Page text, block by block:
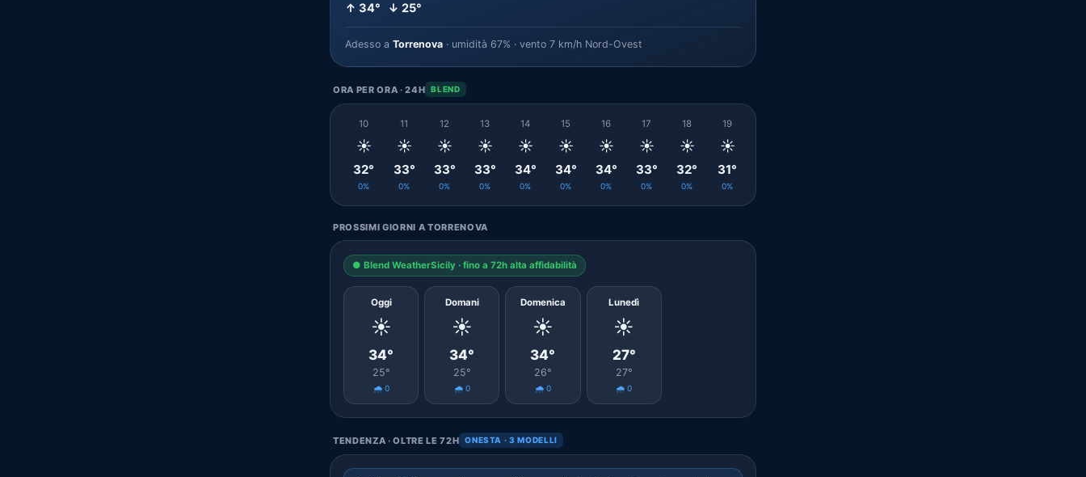
↑ 34° ↓ 25°
Adesso a Torrenova · umidità 67% · vento 7 km/h Nord-Ovest
ORA PER ORA · 24H BLEND
10
☀️
32°
0%
11
☀️
33°
0%
12
☀️
33°
0%
13
☀️
33°
0%
14
☀️
34°
0%
15
☀️
34°
0%
16
☀️
34°
0%
17
☀️
33°
0%
18
☀️
32°
0%
19
☀️
31°
0%
PROSSIMI GIORNI A TORRENOVA
● Blend WeatherSicily · fino a 72h alta affidabilità
Oggi
☀️
34°
25°
🌧️ 0
Domani
☀️
34°
25°
🌧️ 0
Domenica
☀️
34°
26°
🌧️ 0
Lunedì
☀️
27°
27°
🌧️ 0
TENDENZA · OLTRE LE 72H ONESTA · 3 MODELLI